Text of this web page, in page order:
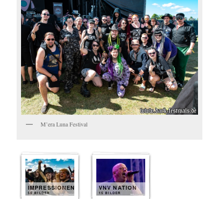
M’era Luna Festival
IMPRESSIONEN
50 BILDER
VNV NATION
15 BILDER